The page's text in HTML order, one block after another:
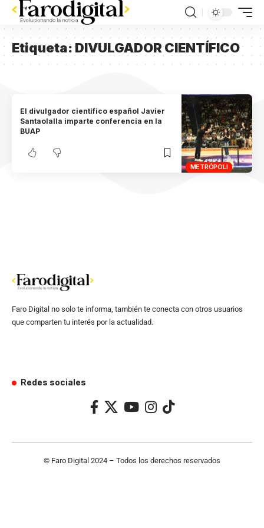
Etiqueta:DIVULGADOR CIENTÍFICO
METRÓPOLI
El divulgador científico español Javier
Santaolalla imparte conferencia en la
BUAP
Faro Digital no solo te informa, también te conecta con otros usuarios
que comparten tu interés por la actualidad.
Redes sociales
© Faro Digital 2024 – Todos los derechos reservados